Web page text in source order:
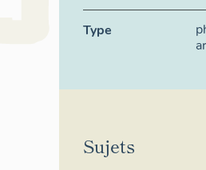
Type
Sujets